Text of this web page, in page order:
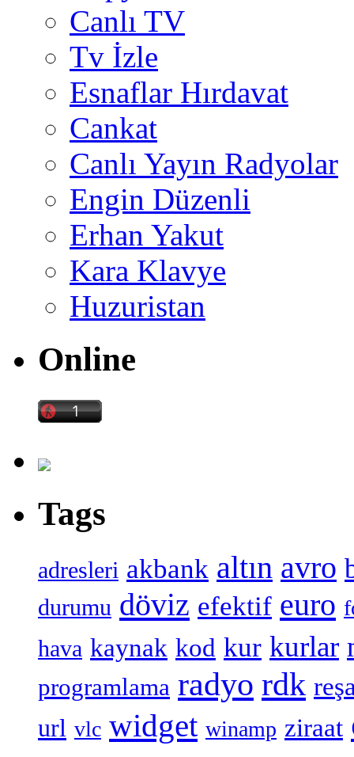
Canlı TV
Tv İzle
Esnaflar Hırdavat
Cankat
Canlı Yayın Radyolar
Engin Düzenli
Erhan Yakut
Kara Klavye
Huzuristan
Online
Tags
adresleri akbank altın avro
durumu döviz efektif euro
hava kaynak kod kur kurlar
programlama radyo rdk
url vlc widget winamp ziraat